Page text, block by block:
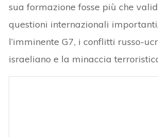
sua formazione fosse più che
questioni internazionali
l’imminente G7, i conflitti russo-
israeliano e la minaccia